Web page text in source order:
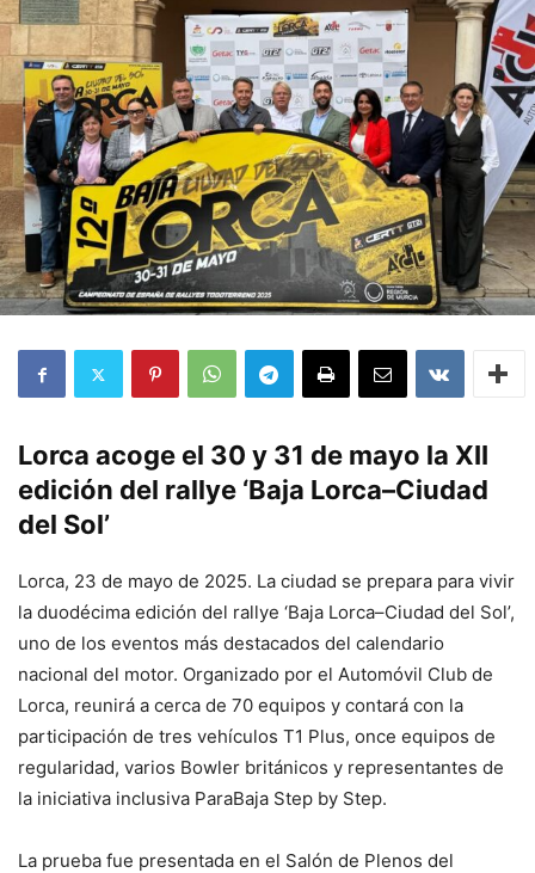
Lorca acoge el 30 y 31 de mayo la XII
edición del rallye ‘Baja Lorca–Ciudad
del Sol’
Lorca, 23 de mayo de 2025. La ciudad se prepara para vivir
la duodécima edición del rallye ‘Baja Lorca–Ciudad del Sol’,
uno de los eventos más destacados del calendario
nacional del motor. Organizado por el Automóvil Club de
Lorca, reunirá a cerca de 70 equipos y contará con la
participación de tres vehículos T1 Plus, once equipos de
regularidad, varios Bowler británicos y representantes de
la iniciativa inclusiva ParaBaja Step by Step.
La prueba fue presentada en el Salón de Plenos del